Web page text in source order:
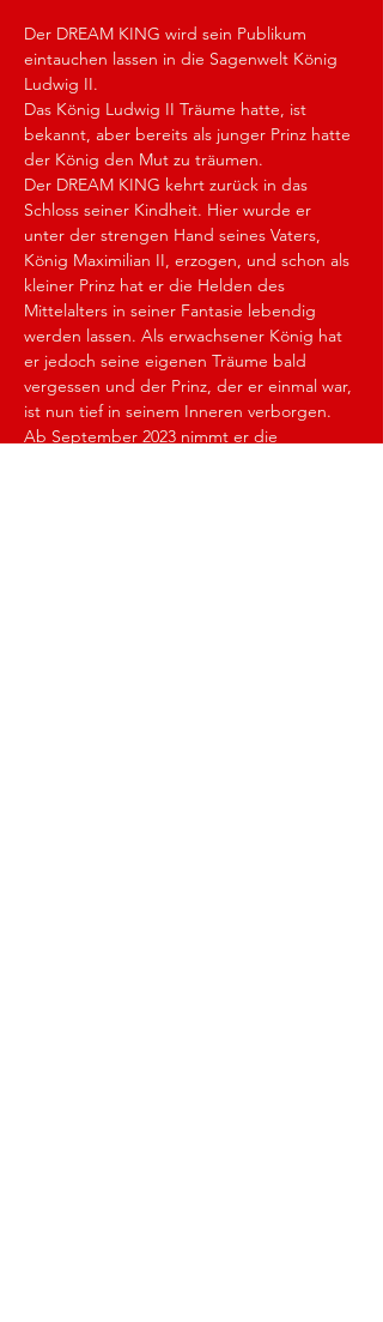
Der DREAM KING wird sein Publikum
eintauchen lassen in die Sagenwelt König
Ludwig II.
Das König Ludwig II Träume hatte, ist
bekannt, aber bereits als junger Prinz hatte
der König den Mut zu träumen.
Der DREAM KING kehrt zurück in das
Schloss seiner Kindheit. Hier wurde er
unter der strengen Hand seines Vaters,
König Maximilian II, erzogen, und schon als
kleiner Prinz hat er die Helden des
Mittelalters in seiner Fantasie lebendig
werden lassen. Als erwachsener König hat
er jedoch seine eigenen Träume bald
vergessen und der Prinz, der er einmal war,
ist nun tief in seinem Inneren verborgen.
Ab September 2023 nimmt er die